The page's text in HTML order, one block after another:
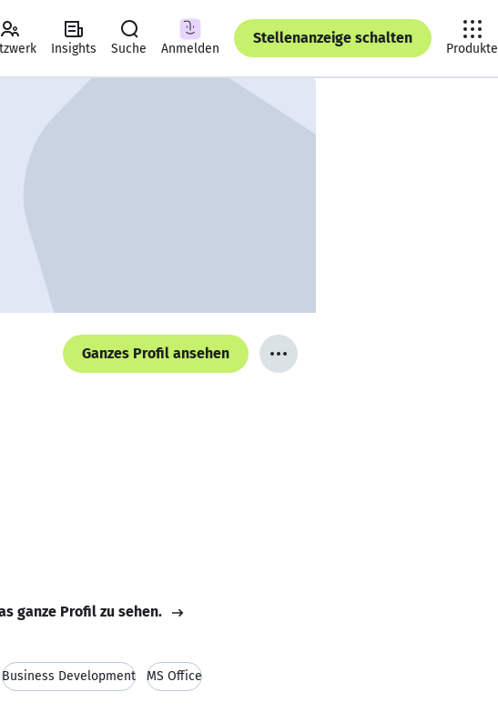
Insights Suche Anmelden
Stellenanzeige schalten
Produkte
Ganzes Profil ansehen
ganze Profil zu sehen.
Business Development MS Office